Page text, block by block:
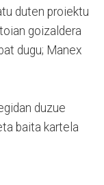
duten proiektu
goizaldera
dugu; Manex
duzue
baita kartela